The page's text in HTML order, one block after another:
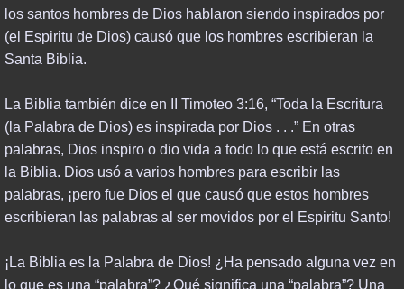
TURKEY & WORLD WAR III
USA PAST & FUTURE
TEACHINGS
PODCASTS & VIDEOS
BLOGS & EZINES
los santos hombres de Dios hablaron siendo inspirados por
(el Espiritu de Dios) causó que los hombres escribieran la
Santa Biblia.
La Biblia también dice en II Timoteo 3:16, “Toda la Escritura
(la Palabra de Dios) es inspirada por Dios . . .” En otras
palabras, Dios inspiro o dio vida a todo lo que está escrito en
la Biblia. Dios usó a varios hombres para escribir las
palabras, ¡pero fue Dios el que causó que estos hombres
escribieran las palabras al ser movidos por el Espiritu Santo!
¡La Biblia es la Palabra de Dios! ¿Ha pensado alguna vez en
lo que es una “palabra”? ¿Qué significa una “palabra”? Una